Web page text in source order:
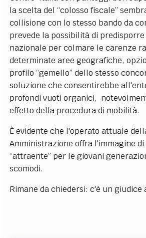
la scelta del “colosso fiscale”
collisione con lo stesso bando da
prevede la possibilità di
nazionale per colmare le carenze
determinate aree geografiche,
profilo “gemello” dello stesso
soluzione che consentirebbe
profondi vuoti organici,
effetto della procedura di mobilità.
È evidente che l'operato attuale
Amministrazione offra l'immagine di
“attraente” per le giovani
scomodi.
Rimane da chiedersi: c'è un giudice